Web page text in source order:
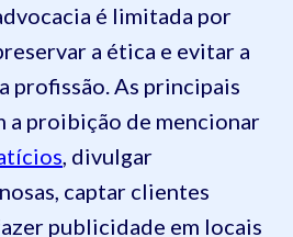
é limitada por
a ética e evitar a
profissão. As principais
a proibição de mencionar
, divulgar
captar clientes
publicidade em locais